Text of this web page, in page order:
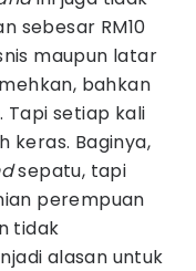
sebesar RM10
maupun latar
bahkan
setiap kali
keras. Baginya,
sepatu, tapi
perempuan
tidak
alasan untuk